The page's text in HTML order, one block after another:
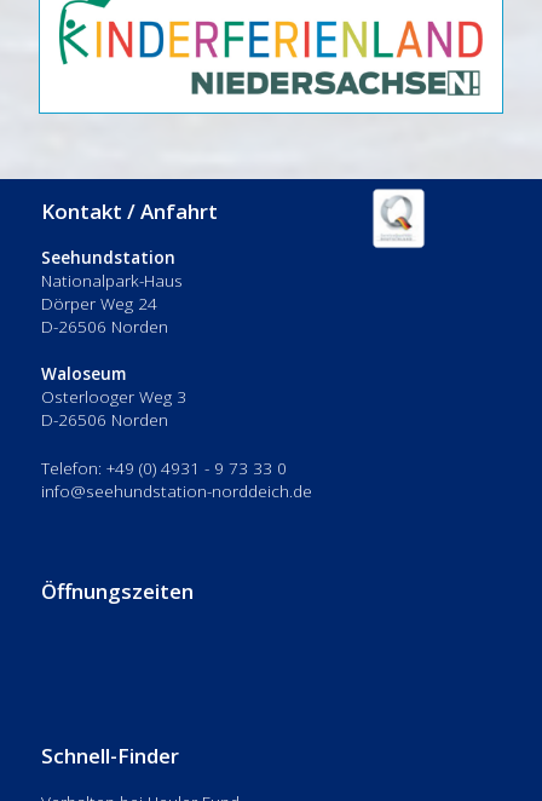
Kontakt / Anfahrt
Seehundstation
Nationalpark-Haus
Dörper Weg 24
D-26506 Norden
Waloseum
Osterlooger Weg 3
D-26506 Norden
Telefon: +49 (0) 4931 - 9 73 33 0
info@seehundstation-norddeich.de
Öffnungszeiten
Schnell-Finder